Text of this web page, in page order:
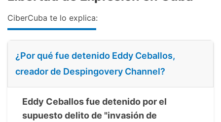
CiberCuba te lo explica:
¿Por qué fue detenido Eddy Ceballos,
creador de Despingovery Channel?
Eddy Ceballos fue detenido por el
supuesto delito de "invasión de